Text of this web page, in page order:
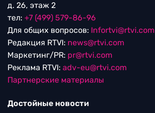
д. 26, этаж 2
тел: +7 (499) 579-86-96
Для общих вопросов: Infortvi@rtvi.com
Редакция RTVI: news@rtvi.com
Маркетинг/PR: pr@rtvi.com
Реклама RTVI: adv-eu@rtvi.com
Партнерские материалы
Достойные новости